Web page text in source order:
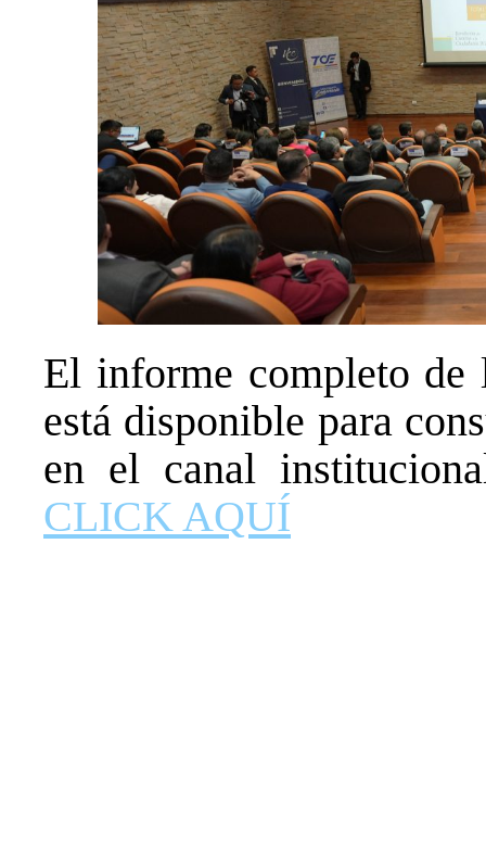
El informe completo de
está disponible para
en el canal
CLICK AQUÍ